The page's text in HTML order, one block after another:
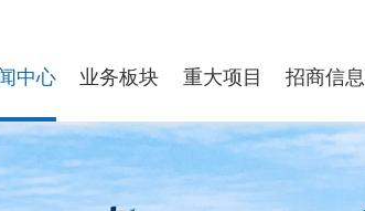
中心 业务板块 重大项目 招商信息